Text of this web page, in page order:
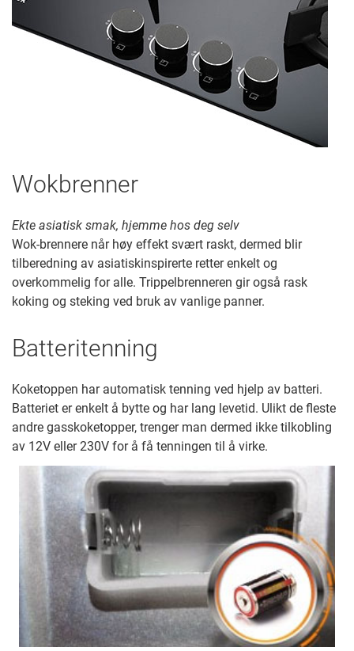
Wokbrenner
Ekte asiatisk smak, hjemme hos deg selv
Wok-brennere når høy effekt svært raskt, dermed blir
tilberedning av asiatiskinspirerte retter enkelt og
overkommelig for alle. Trippelbrenneren gir også rask
koking og steking ved bruk av vanlige panner.
Batteritenning
Koketoppen har automatisk tenning ved hjelp av batteri.
Batteriet er enkelt å bytte og har lang levetid. Ulikt de fleste
andre gasskoketopper, trenger man dermed ikke tilkobling
av 12V eller 230V for å få tenningen til å virke.